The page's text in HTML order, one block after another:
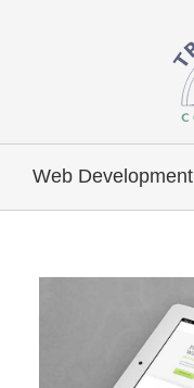
Web Development